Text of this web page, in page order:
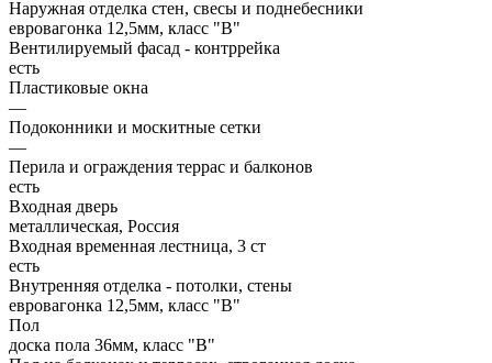
Наружная отделка стен, свесы и поднебесники
евровагонка 12,5мм, класс "В"
Вентилируемый фасад - контррейка
есть
Пластиковые окна
—
Подоконники и москитные сетки
—
Перила и ограждения террас и балконов
есть
Входная дверь
металлическая, Россия
Входная временная лестница, 3 ст
есть
Внутренняя отделка - потолки, стены
евровагонка 12,5мм, класс "В"
Пол
доска пола 36мм, класс "B"